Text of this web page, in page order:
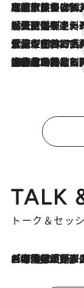
2026.7.31
【ホテル帰省】という選択肢をOMOが提案。家族とほどよい距離を保つには「昼は実家、夜は気兼ねなく
2026.7.24
【夏限定ディナーコース】旬を迎える稚鮎や花ズッキーニなどをイタリア・トスカーナの郷土料理の手法で満喫！
2026.7.17
「土佐和ハーブかき氷」がOMO7高知に登場！生姜、山椒、大葉など目にも舌に
2026.7.10
NEW OPEN！【界 草津】名湯の地に誕生。趣の異なる2種の温泉と上州ならではの会席・蕎麦割烹など美食を味わう究極の癒やし旅
TALK
トーク＆セッ
2026.8.3
「今後値上げがあるとすれば…」「リスクがあるのは今年の冬」エネルギー専門家が語る、ホルムズ海峡封鎖が家庭にもたらす“ある心配”